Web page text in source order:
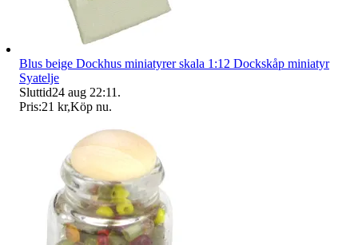
Blus beige Dockhus miniatyrer skala 1:12 Dockskåp miniatyr
Syatelje
Sluttid24 aug 22:11 .
Pris:21 kr,Köp nu.